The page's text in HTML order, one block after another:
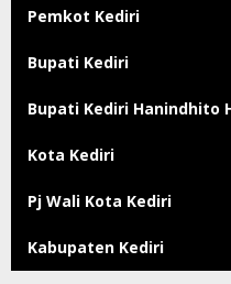
Pemkot Kediri
Bupati Kediri
Bupati Kediri Hanindhito
Kota Kediri
Pj Wali Kota Kediri
Kabupaten Kediri